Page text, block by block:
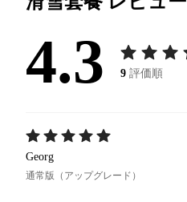
4.3 9 評価順
Georg
通常版（アップグレード）